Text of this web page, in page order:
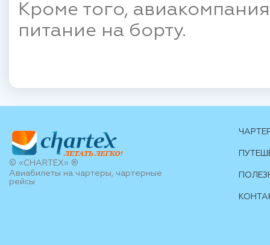
Кроме того,
питание на борту.
© «CHARTEX» ®
Авиабилеты на чартеры, чартерные
рейсы